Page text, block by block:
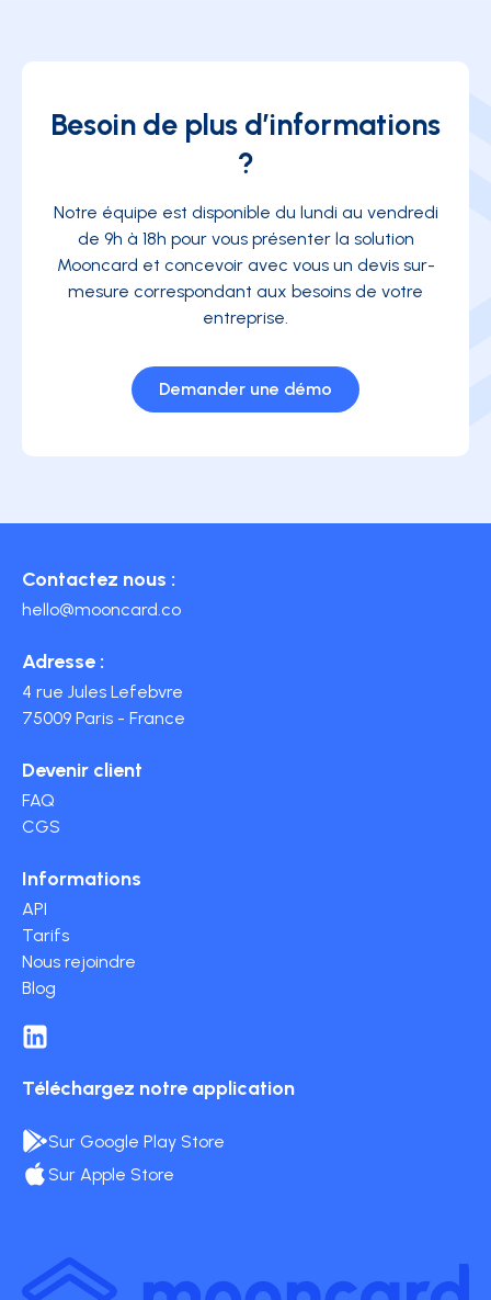
Besoin de plus d’informations
?
Notre équipe est disponible du lundi au vendredi
de 9h à 18h pour vous présenter la solution
Mooncard et concevoir avec vous un devis sur-
mesure correspondant aux besoins de votre
entreprise.
Demander une démo
Contactez nous :
hello@mooncard.co
Adresse :
4 rue Jules Lefebvre
75009 Paris - France
Devenir client
FAQ
CGS
Informations
API
Tarifs
Nous rejoindre
Blog
Téléchargez notre application
Sur Google Play Store
Sur Apple Store